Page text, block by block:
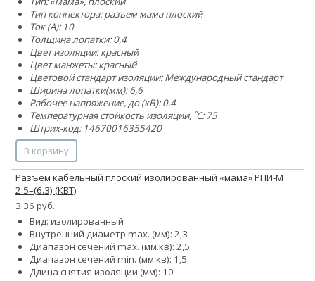
Тип коннектора: разъем мама плоский
Ток (А): 10
Толщина лопатки: 0,4
Цвет изоляции: красный
Цвет манжеты: красный
Цветовой стандарт изоляции: Международный стандарт
Ширина лопатки(мм): 6,6
Рабочее напряжение, до (кВ): 0.4
Температурная стойкость изоляции, ˚С: 75
Штрих-код: 14670016355420
В корзину
Разъем кабельный плоский изолированный «мама» РПИ-М
2.5–(6.3) (КВТ)
3.36 руб.
Вид: изолированный
Внутренний диаметр max. (мм): 2,3
Диапазон сечений max. (мм.кв): 2,5
Диапазон сечений min. (мм.кв): 1,5
Длина снятия изоляции (мм): 10